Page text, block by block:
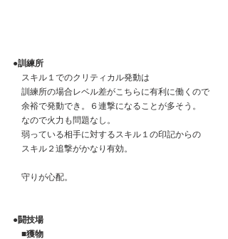
●訓練所
スキル１でのクリティカル発動は
訓練所の場合レベル差がこちらに有利に働くので
余裕で発動でき。６連撃になることが多そう。
なので火力も問題なし。
弱っている相手に対するスキル１の印記からの
スキル２追撃がかなり有効。
守りが心配。
●闘技場
■獲物